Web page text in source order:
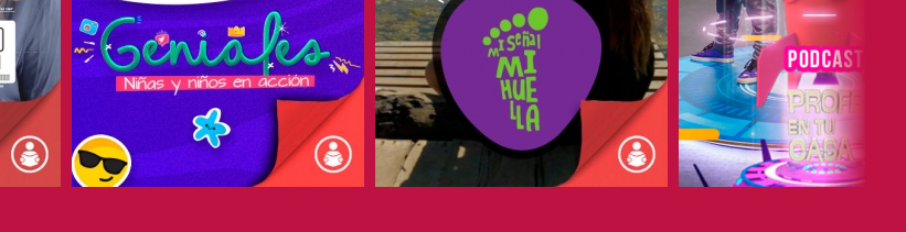
COMPARTIR COMPARTIR COMPARTIR